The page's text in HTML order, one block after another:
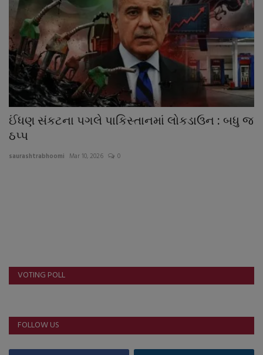
ઈંધણ સંકટના પગલે પાકિસ્તાનમાં લોકડાઉન : બધુ જ
ઠપ્પ
saurashtrabhoomi Mar 10, 2026 0
VOTING POLL
FOLLOW US